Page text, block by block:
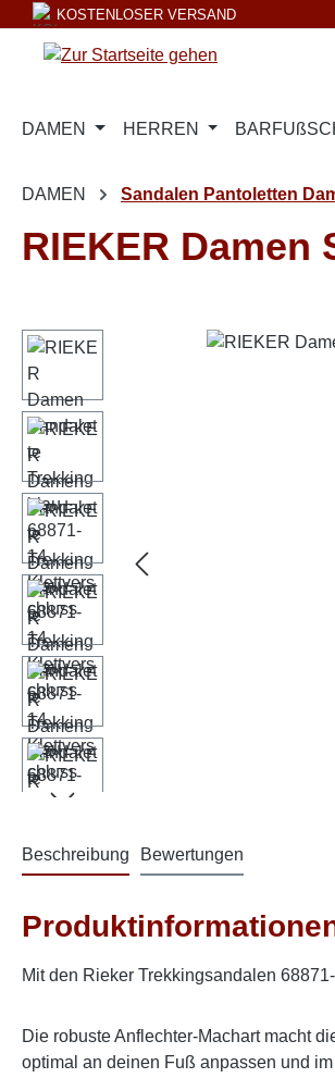
Hauptinhalt springen
Zur Suche springen
Zur Hauptnavigation springen
KOSTENLOSER VERSAND
DAMEN HERREN
DAMEN Sandalen Pantoletten
RIEKER
Bildergalerie überspringen
Beschreibung Bewertungen
Mit den Rieker Trekkingsandalen
Die robuste Anflechter-Machart macht
optimal an deinen Fuß anpassen und